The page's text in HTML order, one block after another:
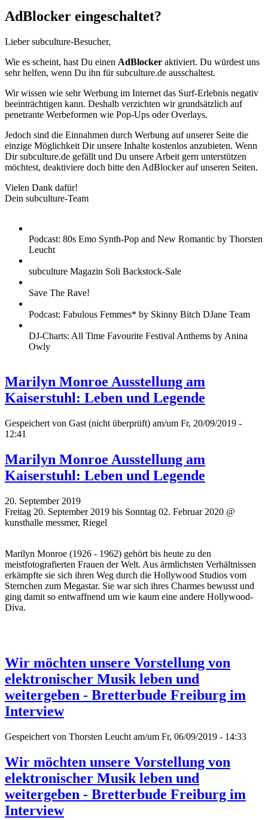
AdBlocker eingeschaltet?
Lieber subculture-Besucher,
Wie es scheint, hast Du einen AdBlocker aktiviert. Du würdest uns
sehr helfen, wenn Du ihn für subculture.de ausschaltest.
Wir wissen wie sehr Werbung im Internet das Surf-Erlebnis negativ
beeinträchtigen kann. Deshalb verzichten wir grundsätzlich auf
penetrante Werbeformen wie Pop-Ups oder Overlays.
Jedoch sind die Einnahmen durch Werbung auf unserer Seite die
einzige Möglichkeit Dir unsere Inhalte kostenlos anzubieten. Wenn
Dir subculture.de gefällt und Du unsere Arbeit gern unterstützen
möchtest, deaktiviere doch bitte den AdBlocker auf unseren Seiten.
Vielen Dank dafür!
Dein subculture-Team
Podcast: 80s Emo Synth-Pop and New Romantic by Thorsten
Leucht
subculture Magazin Soli Backstock-Sale
Save The Rave!
Podcast: Fabulous Femmes* by Skinny Bitch DJane Team
DJ-Charts: All Time Favourite Festival Anthems by Anina
Owly
Marilyn Monroe Ausstellung am
Kaiserstuhl: Leben und Legende
Gespeichert von Gast (nicht überprüft) am/um Fr, 20/09/2019 -
12:41
Marilyn Monroe Ausstellung am
Kaiserstuhl: Leben und Legende
20. September 2019
Freitag 20. September 2019 bis Sonntag 02. Februar 2020 @
kunsthalle messmer, Riegel
Marilyn Monroe (1926 - 1962) gehört bis heute zu den
meistfotografierten Frauen der Welt. Aus ärmlichsten Verhältnissen
erkämpfte sie sich ihren Weg durch die Hollywood Studios vom
Sternchen zum Megastar. Sie war sich ihres Charmes bewusst und
ging damit so entwaffnend um wie kaum eine andere Hollywood-
Diva.
Wir möchten unsere Vorstellung von
elektronischer Musik leben und
weitergeben - Bretterbude Freiburg im
Interview
Gespeichert von Thorsten Leucht am/um Fr, 06/09/2019 - 14:33
Wir möchten unsere Vorstellung von
elektronischer Musik leben und
weitergeben - Bretterbude Freiburg im
Interview